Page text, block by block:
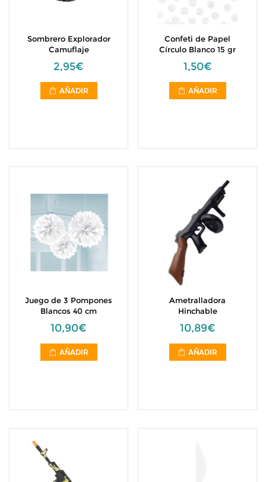
Sombrero Explorador
Camuflaje
2,95€
AÑADIR
Confeti de Papel
Círculo Blanco 15 gr
1,50€
AÑADIR
Juego de 3 Pompones
Blancos 40 cm
10,90€
AÑADIR
Ametralladora
Hinchable
10,89€
AÑADIR